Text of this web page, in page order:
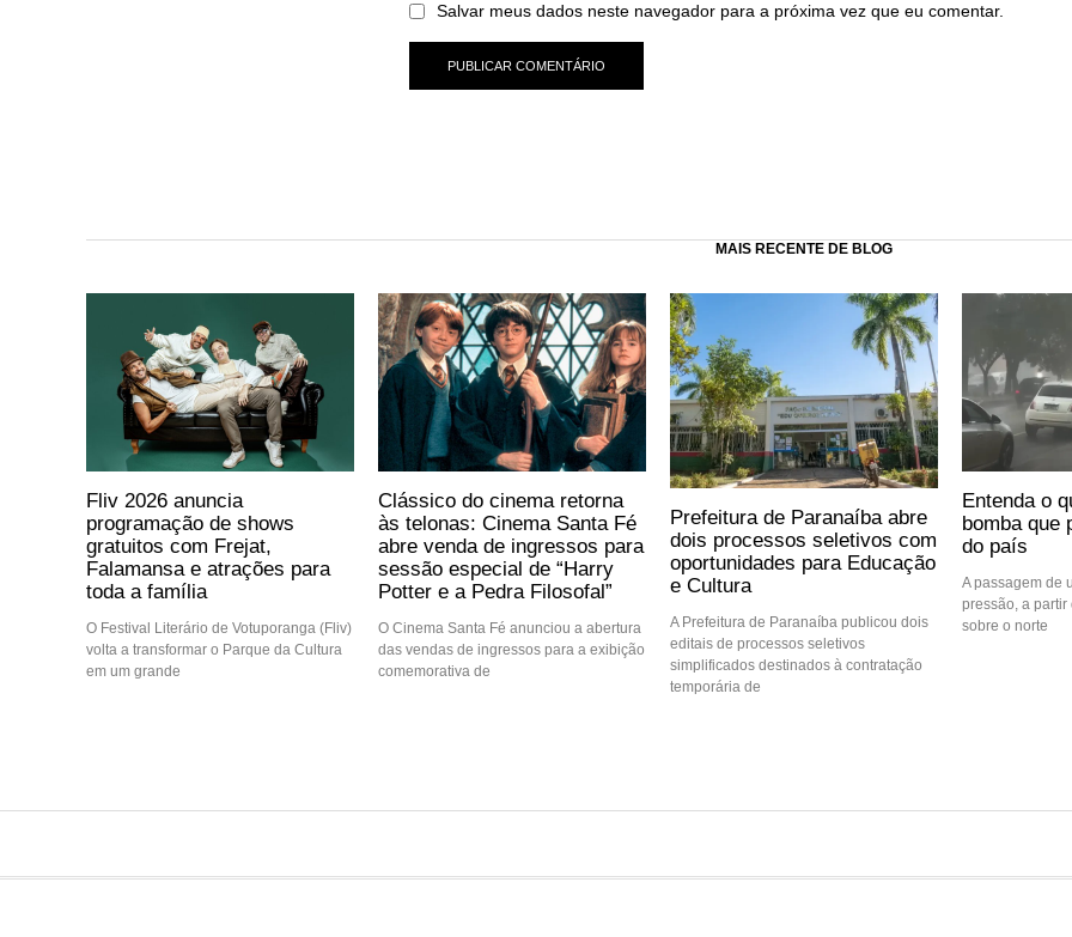
Salvar meus dados neste navegador para a próxima vez que eu comentar.
MAIS RECENTE DE BLOG
Fliv 2026 anuncia
programação de shows
gratuitos com Frejat,
Falamansa e atrações para
toda a família
O Festival Literário de Votuporanga (Fliv)
volta a transformar o Parque da Cultura
em um grande
Clássico do cinema retorna
às telonas: Cinema Santa Fé
abre venda de ingressos para
sessão especial de “Harry
Potter e a Pedra Filosofal”
O Cinema Santa Fé anunciou a abertura
das vendas de ingressos para a exibição
comemorativa de
Prefeitura de Paranaíba abre
dois processos seletivos com
oportunidades para Educação
e Cultura
A Prefeitura de Paranaíba publicou dois
editais de processos seletivos
simplificados destinados à contratação
temporária de
Entenda o
bomba que
do país
A passagem de
pressão, a partir
sobre o norte